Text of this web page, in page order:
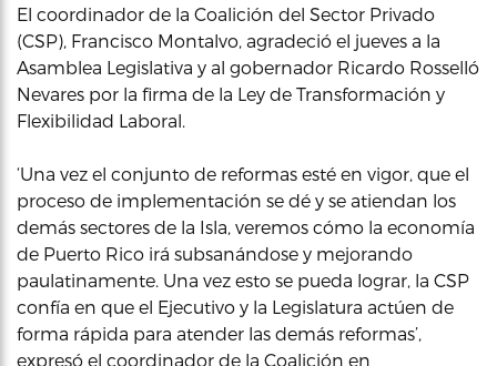
El coordinador de la Coalición del Sector Privado
(CSP), Francisco Montalvo, agradeció el jueves a la
Asamblea Legislativa y al gobernador Ricardo Rosselló
Nevares por la firma de la Ley de Transformación y
Flexibilidad Laboral.
‘Una vez el conjunto de reformas esté en vigor, que el
proceso de implementación se dé y se atiendan los
demás sectores de la Isla, veremos cómo la economía
de Puerto Rico irá subsanándose y mejorando
paulatinamente. Una vez esto se pueda lograr, la CSP
confía en que el Ejecutivo y la Legislatura actúen de
forma rápida para atender las demás reformas’,
expresó el coordinador de la Coalición en